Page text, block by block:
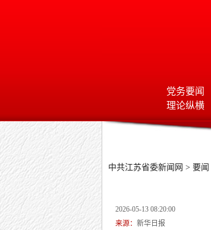
党务要闻
理论纵横
中共江苏省委新闻网 > 要闻
2026-05-13 08:20:00
来源： 新华日报